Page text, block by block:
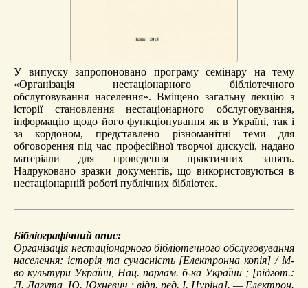
У випуску запропоновано програму семінару на тему
«Організація нестаціонарного бібліотечного
обслуговування населення». Вміщено загальну лекцію з
історії становлення нестаціонарного обслуговування,
інформацію щодо його функціонування як в Україні, так і
за кордоном, представлено різноманітні теми для
обговорення під час професійної творчої дискусії, надано
матеріали для проведення практичних занять.
Надруковано зразки документів, що використовуються в
нестаціонарній роботі публічних бібліотек.
Бібліографічний опис:
Організація нестаціонарного бібліотечного обслуговування
населення: історія та сучасність[Електронна копія] / М-
во культури України, Нац. парлам. б-ка України ; [підгот.:
Л. Лагута, Ю. Юхневич ; відп. ред. І. Цуріна]. — Електрон.